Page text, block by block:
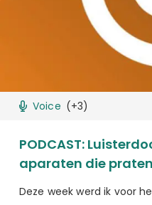
Voice (+3)
PODCAST:
aparaten die praten
Deze week werd ik voor